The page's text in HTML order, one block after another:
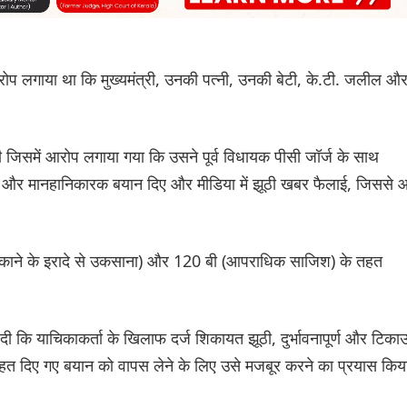
लगाया था कि मुख्यमंत्री, उनकी पत्नी, उनकी बेटी, के.टी. जलील और
जिसमें आरोप लगाया गया कि उसने पूर्व विधायक पीसी जॉर्ज के साथ
मानहानिकारक बयान दिए और मीडिया में झूठी खबर फैलाई, जिससे
के इरादे से उकसाना) और 120 बी (आपराधिक साजिश) के तहत
याचिकाकर्ता के खिलाफ दर्ज शिकायत झूठी, दुर्भावनापूर्ण और
दिए गए बयान को वापस लेने के लिए उसे मजबूर करने का प्रयास